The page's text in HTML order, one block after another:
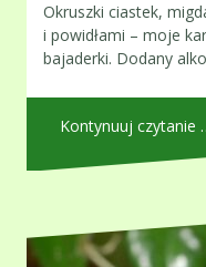
Okruszki ciastek,
i powidłami – moje
bajaderki. Dodany
Kontynuuj czytanie